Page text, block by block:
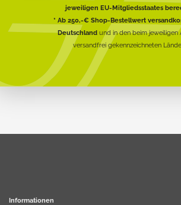
jeweiligen EU-Mitgliedsstaates
* Ab 250,-€ Shop-Bestellwert
Deutschlandund in den beim jeweiligen
versandfrei gekennzeichneten
Informationen